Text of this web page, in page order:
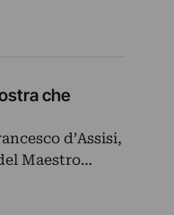
che
d’Assisi,
Maestro…